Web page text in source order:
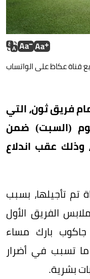
قناة عكاظ على الواتساب
فريق ثون، التي
(السبت) ضمن
عقب اندلاع
تم تأجيلها، بسبب
الفريق الأول
بارك مساء
ما تسبب في أضرار
بشرية.